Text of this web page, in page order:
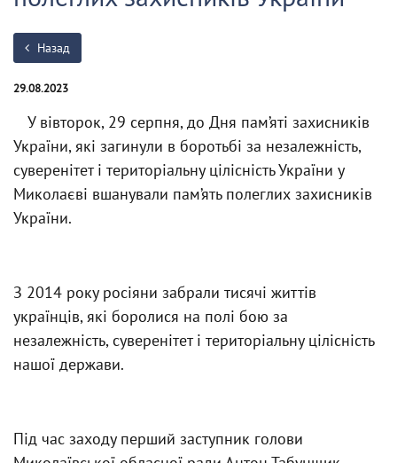
Назад
29.08.2023
У вівторок, 29 серпня, до Дня пам’яті захисників
України, які загинули в боротьбі за незалежність,
суверенітет і територіальну цілісність України у
Миколаєві вшанували пам’ять полеглих захисників
України.
З 2014 року росіяни забрали тисячі життів
українців, які боролися на полі бою за
незалежність, суверенітет і територіальну цілісність
нашої держави.
Під час заходу перший заступник голови